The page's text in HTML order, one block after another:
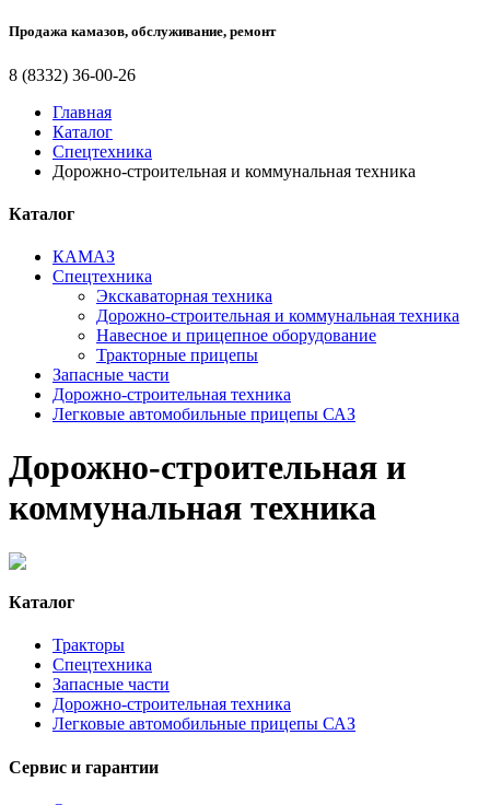
Продажа камазов, обслуживание, ремонт
8 (8332) 36-00-26
Главная
Каталог
Спецтехника
Дорожно-строительная и коммунальная техника
Каталог
КАМАЗ
Спецтехника
Экскаваторная техника
Дорожно-строительная и коммунальная техника
Навесное и прицепное оборудование
Тракторные прицепы
Запасные части
Дорожно-строительная техника
Легковые автомобильные прицепы САЗ
Дорожно-строительная и
коммунальная техника
Каталог
Тракторы
Спецтехника
Запасные части
Дорожно-строительная техника
Легковые автомобильные прицепы САЗ
Сервис и гарантии